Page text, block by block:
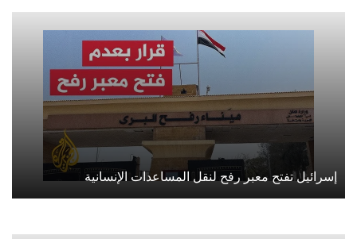
إسرائيل تفتح معبر رفح لنقل المساعدات الإنسانية